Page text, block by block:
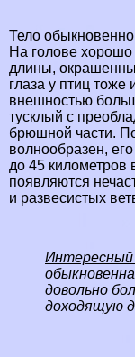
Тело
На голове
длины,
глаза у птиц тоже
внешностью
тусклый с
брюшной части.
волнообразен,
до 45 километров
появляются
и развесистых
довольно
доходящую